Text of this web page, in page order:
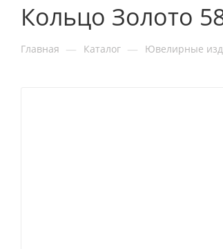
Кольцо Золото
Главная — Каталог — Ювелирные